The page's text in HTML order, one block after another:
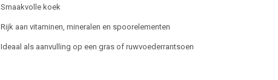
Smaakvolle koek
Rijk aan vitaminen, mineralen en spoorelementen
Ideaal als aanvulling op een gras of ruwvoederrantsoen